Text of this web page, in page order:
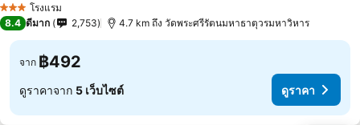
3 ดาว โรงแรม
8.4 ดีมาก 2,753 4.7 km ถึง วัดพระศรีรัตนมหาธาตุวรมหาวิหาร
จาก ฿492
ดูราคาจาก 5 เว็บไซต์ ดูราคา